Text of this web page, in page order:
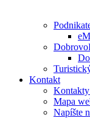
Kontakt
Mapa
Napíšte